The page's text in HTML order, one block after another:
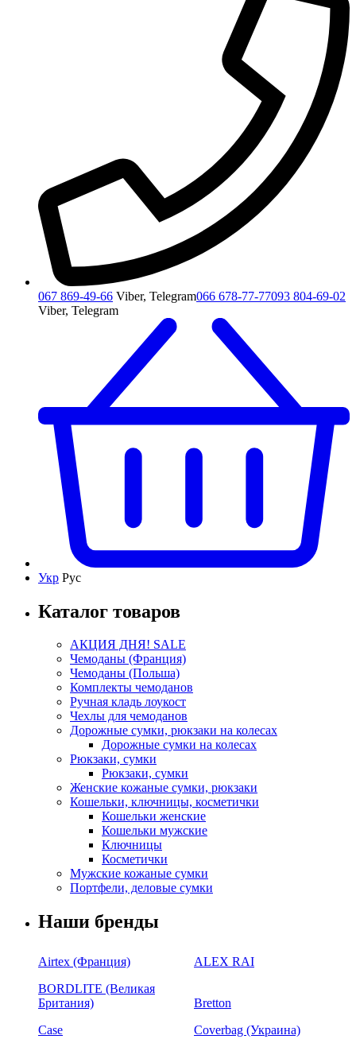
067 869-49-66 Viber, Telegram066 678-77-77093 804-69-02
Viber, Telegram
Укр Рус
Каталог товаров
АКЦИЯ ДНЯ! SALE
Чемоданы (Франция)
Чемоданы (Польша)
Комплекты чемоданов
Ручная кладь лоукост
Чехлы для чемоданов
Дорожные сумки, рюкзаки на колесах
Дорожные сумки на колесах
Рюкзаки, сумки
Рюкзаки, сумки
Женские кожаные сумки, рюкзаки
Кошельки, ключницы, косметички
Кошельки женские
Кошельки мужские
Ключницы
Косметички
Мужские кожаные сумки
Портфели, деловые сумки
Наши бренды
Airtex (Франция)
ALEX RAI
BORDLITE (Великая
Британия)
Bretton
Case
Coverbag (Украина)